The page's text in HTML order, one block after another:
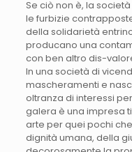
Se ciò non è, la
le furbizie
della solidarietà
producano una
con ben altro dis-
In una società di
mascheramenti e
oltranza di interessi
galera è una impresa
arte per quei pochi
dignità umana, della